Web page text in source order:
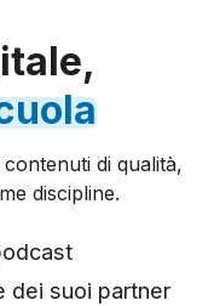
contenuti di qualità,
discipline.
dei suoi partner